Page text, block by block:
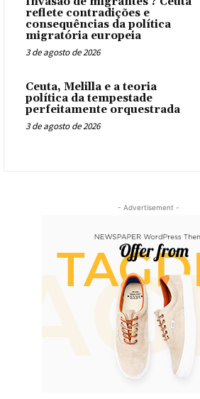
reflete contradições e
consequências da política
migratória europeia
3 de agosto de 2026
Ceuta, Melilla e a teoria
política da tempestade
perfeitamente orquestrada
3 de agosto de 2026
- Advertisement -